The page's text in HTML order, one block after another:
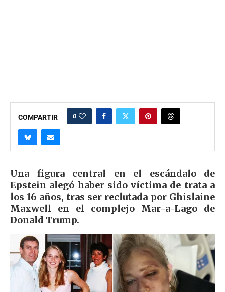
COMPARTIR 0
Una figura central en el escándalo de
Epstein alegó haber sido víctima de trata a
los 16 años, tras ser reclutada por Ghislaine
Maxwell en el complejo Mar-a-Lago de
Donald Trump.